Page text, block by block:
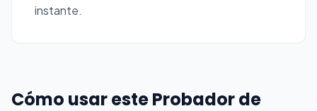
instante.
Cómo usar este Probador de